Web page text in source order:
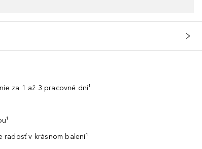
za 1 až 3 pracovné dni¹
radosť v krásnom balení¹